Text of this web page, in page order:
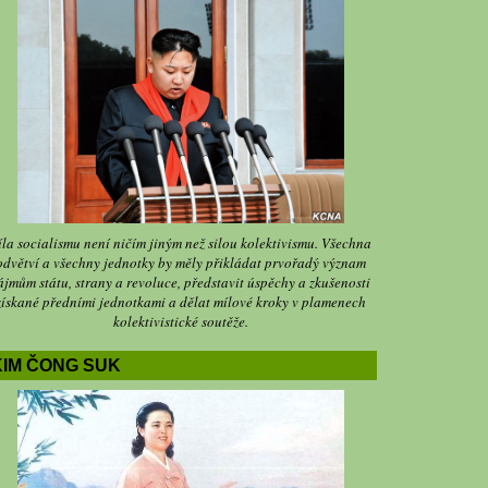
socialismu není ničím jiným než silou kolektivismu. Všechna
a všechny jednotky by měly přikládat prvořadý význam
státu, strany a revoluce, představit úspěchy a zkušenosti
předními jednotkami a dělat mílové kroky v plamenech
kolektivistické soutěže.
ČONG SUK